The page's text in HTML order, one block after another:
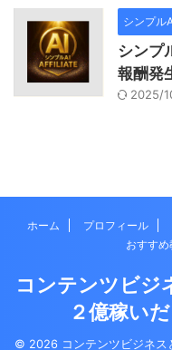
シンプル
シンプ
報酬発
2025/
ホーム プロフィール
おすすめ
コンテンツビジ
２億稼い
© 2026 コンテンツビジネス